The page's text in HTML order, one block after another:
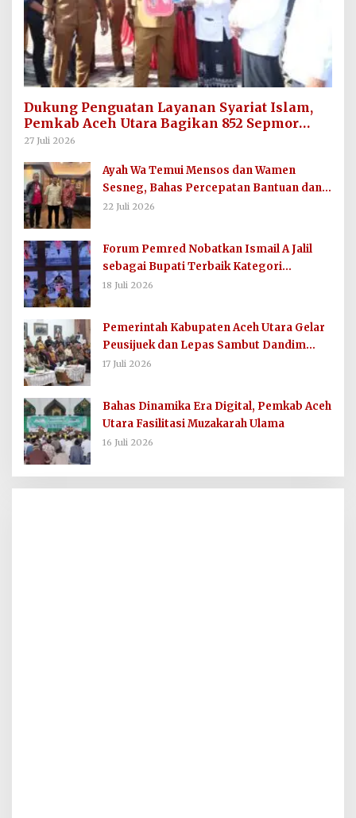
Dukung Penguatan Layanan Syariat Islam,
Pemkab Aceh Utara Bagikan 852 Sepmor
untuk Imum Gampong
27 Juli 2026
Ayah Wa Temui Mensos dan Wamen
Sesneg, Bahas Percepatan Bantuan dan
Dana Direktif Presiden
22 Juli 2026
Forum Pemred Nobatkan Ismail A Jalil
sebagai Bupati Terbaik Kategori
Komunikasi dan Informasi Publik
18 Juli 2026
Pemerintah Kabupaten Aceh Utara Gelar
Peusijuek dan Lepas Sambut Dandim
0103/AUT
17 Juli 2026
Bahas Dinamika Era Digital, Pemkab Aceh
Utara Fasilitasi Muzakarah Ulama
16 Juli 2026